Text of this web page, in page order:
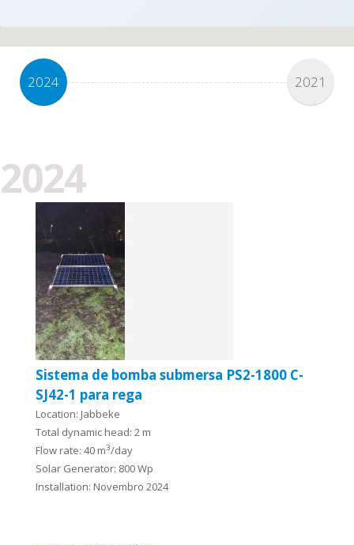
2024 2021
2024
Sistema de bomba submersa PS2-1800 C-
SJ42-1 para rega
Location: Jabbeke
Total dynamic head: 2 m
Flow rate: 40 m3/day
Solar Generator: 800 Wp
Installation: Novembro 2024